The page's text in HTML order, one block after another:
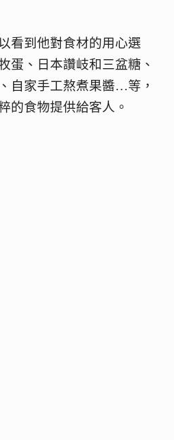
看到他對食材的用心選
蛋、日本讚岐和三盆糖、
自家手工熬煮果醬…等，
的食物提供給客人。